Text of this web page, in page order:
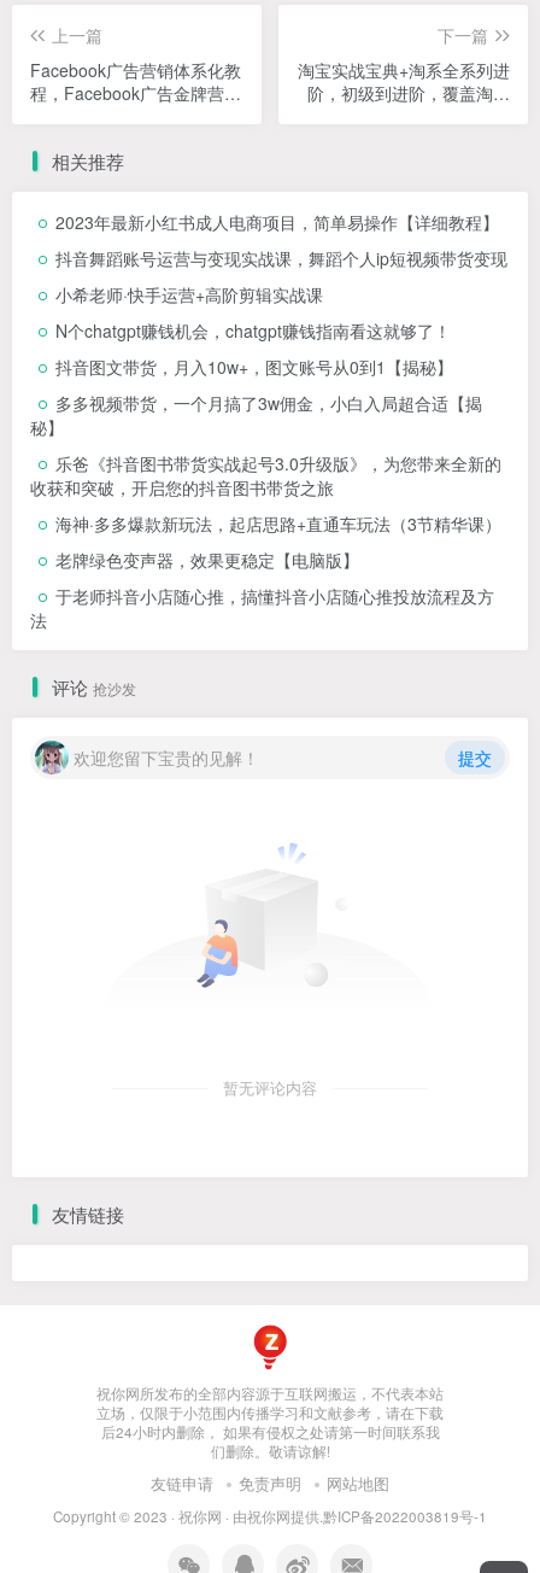
上一篇
Facebook广告营销体系化教
程，Facebook广告金牌营销
下一篇
淘宝实战宝典+淘系全系列进
阶，初级到进阶，覆盖淘系
相关推荐
2023年最新小红书成人电商项目，简单易操作【详细教程】
抖音舞蹈账号运营与变现实战课，舞蹈个人ip短视频带货变现
小希老师·快手运营+高阶剪辑实战课
N个chatgpt赚钱机会，chatgpt赚钱指南看这就够了！
抖音图文带货，月入10w+，图文账号从0到1【揭秘】
多多视频带货，一个月搞了3w佣金，小白入局超合适【揭
秘】
乐爸《抖音图书带货实战起号3.0升级版》，为您带来全新的
收获和突破，开启您的抖音图书带货之旅
海神·多多爆款新玩法，​起店思路+直通车玩法（3节精华课）
老牌绿色变声器，效果更稳定【电脑版】
于老师抖音小店随心推，搞懂抖音小店随心推投放流程及方
法
评论 抢沙发
欢迎您留下宝贵的见解！ 提交
暂无评论内容
友情链接
祝你网所发布的全部内容源于互联网搬运，不代表本站
立场，仅限于小范围内传播学习和文献参考，请在下载
后24小时内删除， 如果有侵权之处请第一时间联系我
们删除。敬请谅解!
友链申请 免责声明 网站地图
Copyright © 2023 · 祝你网 · 由祝你网提供.黔ICP备2022003819号-1